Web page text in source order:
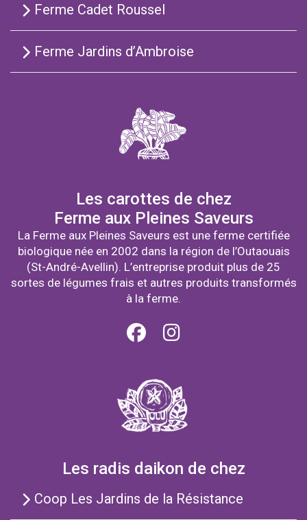
Ferme Cadet Roussel
Ferme Jardins d’Ambroise
Les carottes de chez
Ferme aux Pleines Saveurs
La Ferme aux Pleines Saveurs est une ferme certifiée
biologique née en 2002 dans la région de l’Outaouais
(St-André-Avellin). L’entreprise produit plus de 25
sortes de légumes frais et autres produits transformés
à la ferme.
Les radis daikon de chez
Coop Les Jardins de la Résistance